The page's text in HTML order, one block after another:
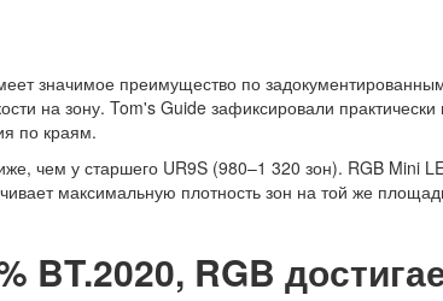
значимое преимущество по
на зону. Tom's Guide зафиксировали
по краям.
чем у старшего UR9S (980–1 320 зон). RGB Mini
максимальную плотность зон на той же
BT.2020, RGB